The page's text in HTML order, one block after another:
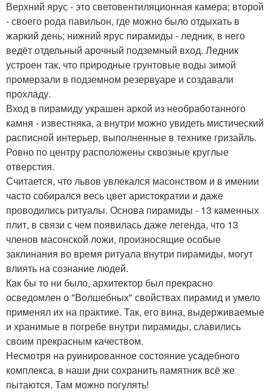
Верхний ярус - это световентиляционная камера; второй
- своего рода павильон, где можно было отдыхать в
жаркий день; нижний ярус пирамиды - ледник, в него
ведёт отдельный арочный подземный вход. Ледник
устроен так, что природные грунтовые воды зимой
промерзали в подземном резервуаре и создавали
прохладу.
Вход в пирамиду украшен аркой из необработанного
камня - известняка, а внутри можно увидеть мистический
расписной интерьер, выполненные в технике гризайль.
Ровно по центру расположены сквозные круглые
отверстия.
Считается, что львов увлекался масонством и в имении
часто собирался весь цвет аристократии и даже
проводились ритуалы. Основа пирамиды - 13 каменных
плит, в связи с чем появилась даже легенда, что 13
членов масонской ложи, произносящие особые
заклинания во время ритуала внутри пирамиды, могут
влиять на сознание людей.
Как бы то ни было, архитектор был прекрасно
осведомлен о "Волшебных" свойствах пирамид и умело
применял их на практике. Так, его вина, выдерживаемые
и хранимые в погребе внутри пирамиды, славились
своим прекрасным качеством.
Несмотря на руинированное состояние усадебного
комплекса, в наши дни сохранить памятник всё же
пытаются. Там можно погулять!